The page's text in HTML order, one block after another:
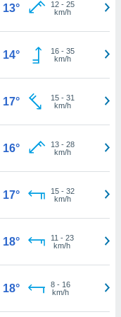
13° 12- 25
km/h
14° 16- 35
km/h
17° 15- 31
km/h
16° 13- 28
km/h
17° 15- 32
km/h
18° 11 - 23
km/h
18° 8- 16
km/h